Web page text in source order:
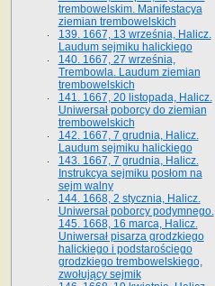
trembowelskim. Manifestacya
ziemian trembowelskich
139. 1667, 13 września, Halicz.
Laudum sejmiku halickiego
140. 1667, 27 września,
Trembowla. Laudum ziemian
trembowelskich
141. 1667, 20 listopada, Halicz.
Uniwersał poborcy do ziemian
trembowelskich
142. 1667, 7 grudnia, Halicz.
Laudum sejmiku halickiego
143. 1667, 7 grudnia, Halicz.
Instrukcya sejmiku posłom na
sejm walny
144. 1668, 2 stycznia, Halicz.
Uniwersał poborcy podymnego.
145. 1668, 16 marca, Halicz.
Uniwersał pisarza grodzkiego
halickiego i podstarościego
grodzkiego trembowelskiego,
zwołujący sejmik